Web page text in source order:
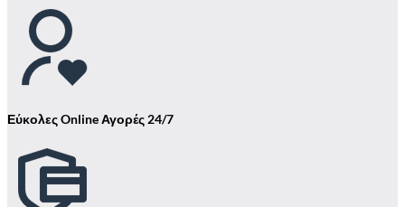
Εύκολες Online Αγορές 24/7